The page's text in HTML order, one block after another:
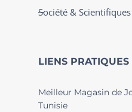
Société & Scientifiques
LIENS PRATIQUES
Meilleur Magasin de
Tunisie